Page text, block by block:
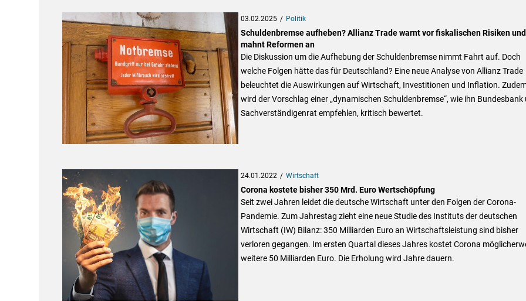
03.02.2025 Politik
Schuldenbremse aufheben? Allianz Trade warnt vor fiskalischen Risiken und
mahnt Reformen an
Die Diskussion um die Aufhebung der Schuldenbremse nimmt Fahrt auf. Doch
welche Folgen hätte das für Deutschland? Eine neue Analyse von Allianz Trade
beleuchtet die Auswirkungen auf Wirtschaft, Investitionen und Inflation.
wird der Vorschlag einer „dynamischen Schuldenbremse“, wie ihn Bundesbank
Sachverständigenrat empfehlen, kritisch bewertet.
24.01.2022 Wirtschaft
Corona kostete bisher 350 Mrd. Euro Wertschöpfung
Seit zwei Jahren leidet die deutsche Wirtschaft unter den Folgen der Corona-
Pandemie. Zum Jahrestag zieht eine neue Studie des Instituts der deutschen
Wirtschaft (IW) Bilanz: 350 Milliarden Euro an Wirtschaftsleistung sind bisher
verloren gegangen. Im ersten Quartal dieses Jahres kostet Corona
weitere 50 Milliarden Euro. Die Erholung wird Jahre dauern.